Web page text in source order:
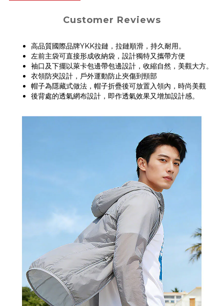
Customer Reviews
高品質國際品牌YKK拉鏈，拉鏈順滑，持久耐用。
左前主袋可直接形成收納袋，設計獨特又攜帶方便
袖口及下擺以萊卡包邊帶包邊設計，收縮自然，美觀大方。
衣領防夾設計，戶外運動防止夾傷到頸部
帽子為隱藏式做法，帽子折疊後可放置入領內，時尚美觀
後背處的透氣網布設計，即作透氣效果又增加設計感。